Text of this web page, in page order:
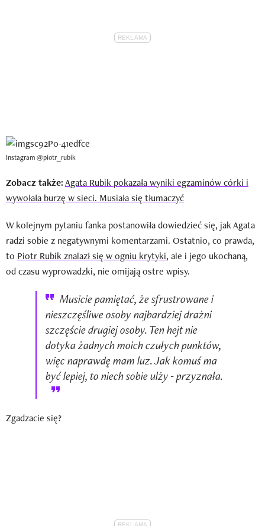
Instagram @piotr_rubik
Zobacz także:Agata Rubik pokazała wyniki egzaminów córki i
wywołała burzę w sieci. Musiała się tłumaczyć
W kolejnym pytaniu fanka postanowiła dowiedzieć się, jak Agata
radzi sobie z negatywnymi komentarzami. Ostatnio, co prawda,
to Piotr Rubik znalazł się w ogniu krytyki, ale i jego ukochaną,
od czasu wyprowadzki, nie omijają ostre wpisy.
Musicie pamiętać, że sfrustrowane i
nieszczęśliwe osoby najbardziej drażni
szczęście drugiej osoby. Ten hejt nie
dotyka żadnych moich czułych punktów,
więc naprawdę mam luz. Jak komuś ma
być lepiej, to niech sobie ulży - przyznała.
Zgadzacie się?